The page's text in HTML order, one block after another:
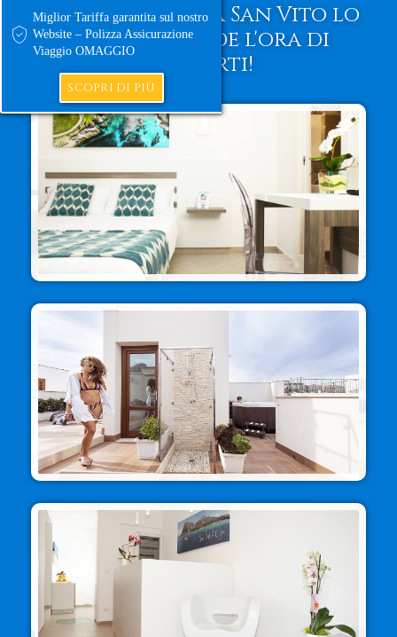
B&B La Nicchia a San Vito lo
Capo non vede l'ora di
ospitarti!
Miglior Tariffa garantita sul nostro
Website – Polizza Assicurazione
Viaggio OMAGGIO
SCOPRI DI PIÙ